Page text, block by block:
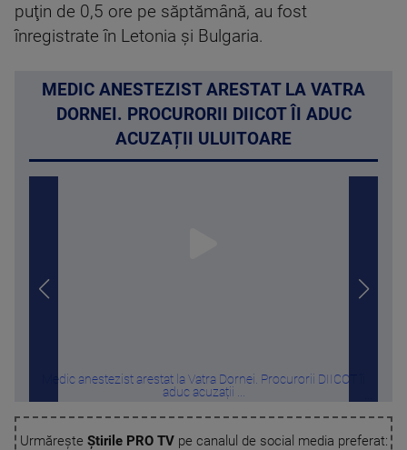
puţin de 0,5 ore pe săptămână, au fost
înregistrate în Letonia şi Bulgaria.
MEDIC ANESTEZIST ARESTAT LA VATRA
DORNEI. PROCURORII DIICOT ÎI ADUC
ACUZAȚII ULUITOARE
Medic anestezist arestat la Vatra Dornei. Procurorii DIICOT îi
aduc acuzații ...
Urmărește Știrile PRO TVpe canalul de social media preferat: